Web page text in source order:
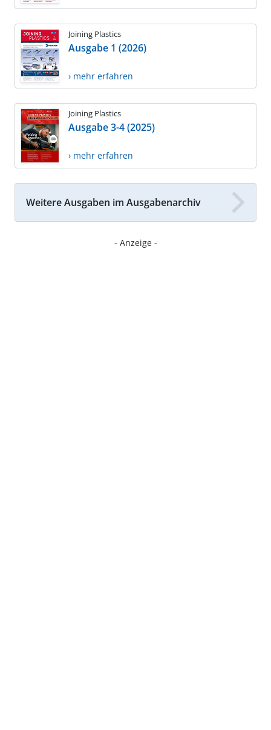
Joining Plastics
Ausgabe 1 (2026)
› mehr erfahren
Joining Plastics
Ausgabe 3-4 (2025)
› mehr erfahren
Weitere Ausgaben im Ausgabenarchiv
- Anzeige -